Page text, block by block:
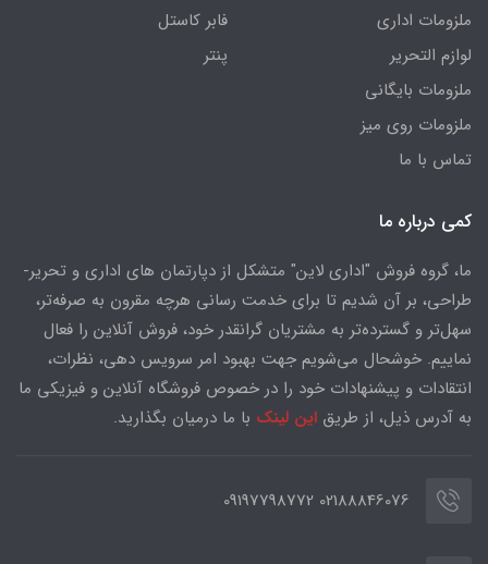
ملزومات اداری
لوازم التحریر
ملزومات بایگانی
ملزومات روی میز
تماس با ما
فابر کاستل
پنتر
کمی درباره ما
ما، گروه فروش "اداری لاین" متشکل از دپارتمان های اداری و تحریر-
طراحی، بر آن شدیم تا برای خدمت رسانی هرچه مقرون به صرفه‌تر،
سهل‌تر و گسترده‌تر به مشتریان گرانقدر خود، فروش آنلاین را فعال
نماییم. خوشحال می‌شویم جهت بهبود امر سرویس دهی، نظرات،
انتقادات و پیشنهادات خود را در خصوص فروشگاه آنلاین و فیزیکی ما
به آدرس ذیل، از طریق این لینک با ما درمیان بگذارید.
02188846076 09197798772